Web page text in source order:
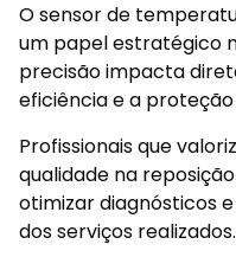
O sensor de
um papel estratégico
precisão impacta
eficiência e a
Profissionais que
qualidade na
otimizar diagnósticos
dos serviços realizados.